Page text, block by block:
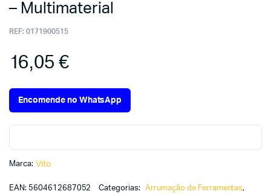
– Multimaterial
REF: 0171900515
16,05€
Encomende no WhatsApp
Marca: Vito
EAN: 5604612687052 Categorias: Arrumação de Ferramentas,